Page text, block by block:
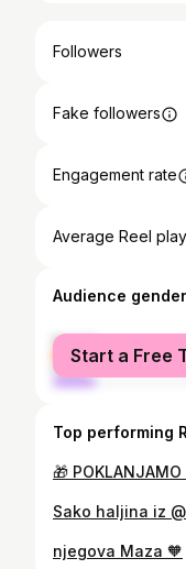
Followers
Fake followers
Engagement rate
Average Reel
Audience gender
female
male
Start a Free
Top performing
njegova Maza 🧡